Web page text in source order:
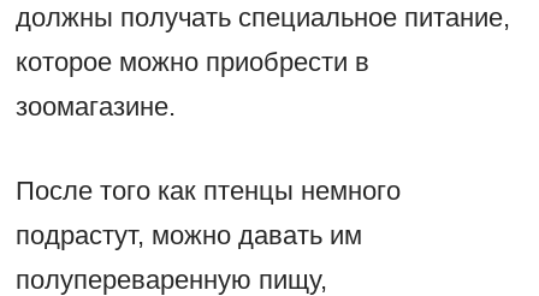
должны получать специальное питание,
которое можно приобрести в
зоомагазине.
После того как птенцы немного
подрастут, можно давать им
полупереваренную пищу,